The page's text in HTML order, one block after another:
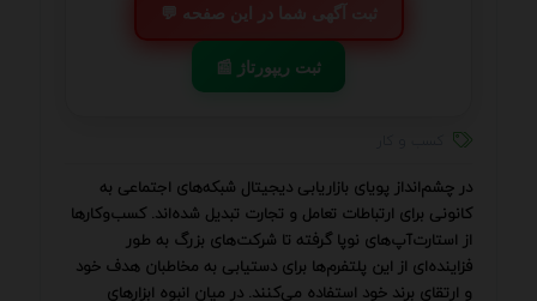
💬 ثبت آگهی شما در این صفحه
📰 ثبت ریپورتاژ
در چشم‌انداز پویای بازاریابی دیجیتال شبکه‌های اجتماعی به
کانونی برای ارتباطات تعامل و تجارت تبدیل شده‌اند. کسب‌وکارها
از استارت‌آپ‌های نوپا گرفته تا شرکت‌های بزرگ به طور
فزاینده‌ای از این پلتفرم‌ها برای دستیابی به مخاطبان هدف خود
و ارتقای برند خود استفاده می‌کنند. در میان انبوه ابزارهای